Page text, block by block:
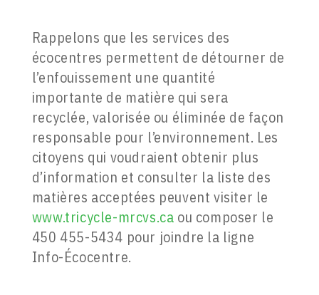
Rappelons que les services des
écocentres permettent de détourner de
l’enfouissement une quantité
importante de matière qui sera
recyclée, valorisée ou éliminée de façon
responsable pour l’environnement. Les
citoyens qui voudraient obtenir plus
d’information et consulter la liste des
matières acceptées peuvent visiter le
www.tricycle-mrcvs.ca ou composer le
450 455-5434 pour joindre la ligne
Info-Écocentre.